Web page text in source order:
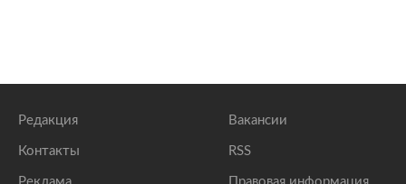
Редакция
Контакты
Вакансии
RSS